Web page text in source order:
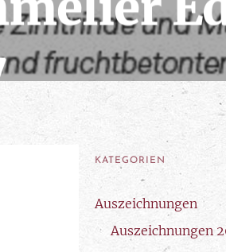
KATEGORIEN
Auszeichnungen
Auszeichnungen